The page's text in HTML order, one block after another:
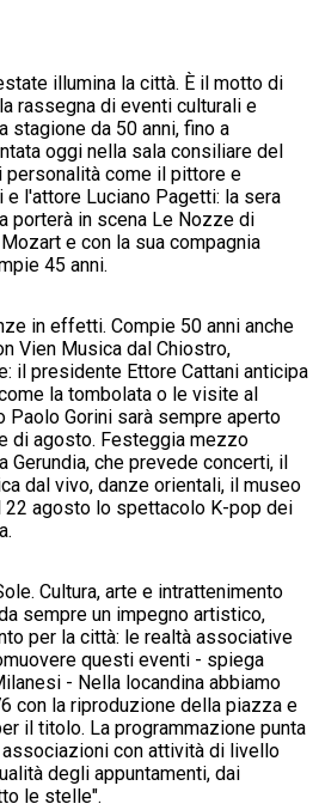
illumina la città. È il motto di
rassegna di eventi culturali e
stagione da 50 anni, fino a
oggi nella sala consiliare del
personalità come il pittore e
e l'attore Luciano Pagetti: la sera
porterà in scena Le Nozze di
e con la sua compagnia
45 anni.
in effetti. Compie 50 anni anche
Vien Musica dal Chiostro,
il presidente Ettore Cattani anticipa
la tombolata o le visite al
Paolo Gorini sarà sempre aperto
di agosto. Festeggia mezzo
Gerundia, che prevede concerti, il
dal vivo, danze orientali, il museo
22 agosto lo spettacolo K-pop dei
Cultura, arte e intrattenimento
sempre un impegno artistico,
per la città: le realtà associative
questi eventi - spiega
- Nella locandina abbiamo
con la riproduzione della piazza e
il titolo. La programmazione punta
con attività di livello
degli appuntamenti, dai
le stelle".